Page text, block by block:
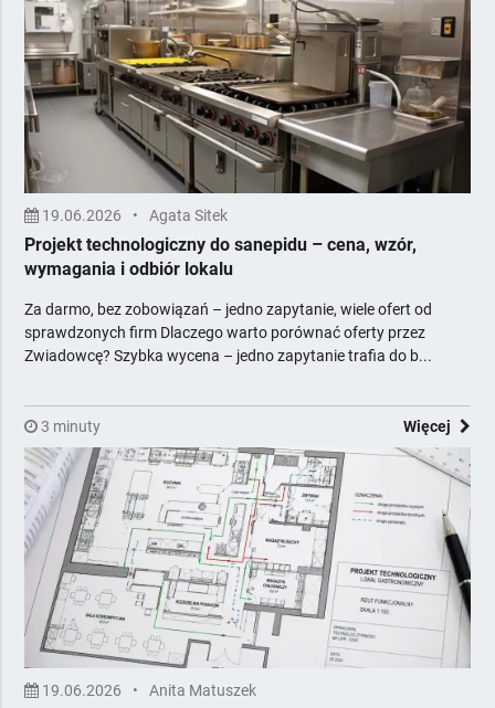
Reklama, Marketing, IT, Druk
Rtv
Sport i rekreacja
Stolarka otworowa
Systemy komputerowe i fiskalne
Tekstylia horeca
Urządzenia i środki chemiczne
Wentylacja i klimatyzacja
Wyposażenie łazienek
Zadaszenia i osłony zewnętrzne
Zawiera Ceny
Z Poradami Eksperta
19.06.2026 • Agata Sitek
Projekt technologiczny do sanepidu – cena, wzór,
wymagania i odbiór lokalu
Za darmo, bez zobowiązań – jedno zapytanie, wiele ofert od
sprawdzonych firm Dlaczego warto porównać oferty przez
Zwiadowcę? Szybka wycena – jedno zapytanie trafia do b...
3 minuty Więcej
19.06.2026 • Anita Matuszek